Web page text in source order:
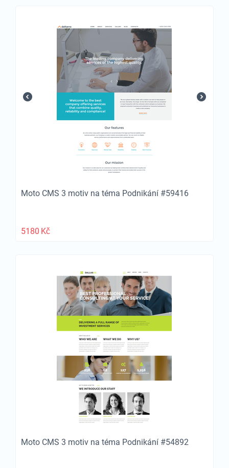
Moto CMS 3 motiv na téma Podnikání #59416
5180 Kč
Moto CMS 3 motiv na téma Podnikání #54892